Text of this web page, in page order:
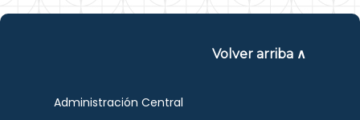
Volver arriba ∧
Administración Central